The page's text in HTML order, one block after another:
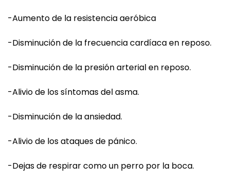
-Aumento de la resistencia aeróbica
-Disminución de la frecuencia cardíaca en reposo.
-Disminución de la presión arterial en reposo.
-Alivio de los síntomas del asma.
-Disminución de la ansiedad.
-Alivio de los ataques de pánico.
-Dejas de respirar como un perro por la boca.